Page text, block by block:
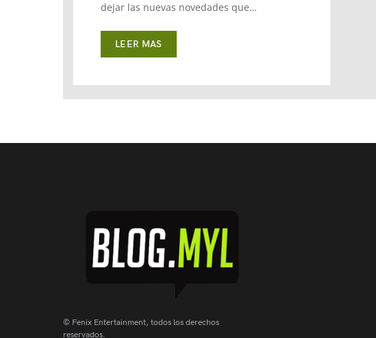
dejar las nuevas novedades que…
LEER MAS
© Fenix Entertainment, todos los derechos
reservados.